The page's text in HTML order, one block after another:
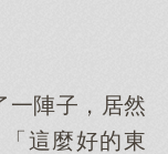
一陣子，居然
這麼好的東